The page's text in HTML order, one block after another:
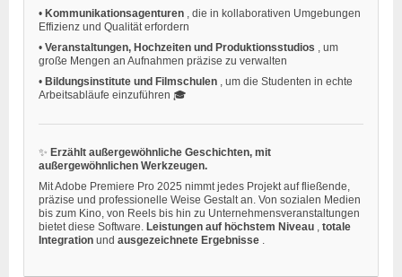
• Kommunikationsagenturen
, die in kollaborativen Umgebungen
Effizienz und Qualität erfordern
• Veranstaltungen, Hochzeiten und Produktionsstudios
, um
große Mengen an Aufnahmen präzise zu verwalten
• Bildungsinstitute und Filmschulen
, um die Studenten in echte
Arbeitsabläufe einzuführen 🎓
✨ Erzählt außergewöhnliche Geschichten, mit
außergewöhnlichen Werkzeugen.
Mit Adobe Premiere Pro 2025 nimmt jedes Projekt auf fließende,
präzise und professionelle Weise Gestalt an. Von sozialen Medien
bis zum Kino, von Reels bis hin zu Unternehmensveranstaltungen
bietet diese Software. Leistungen auf höchstem Niveau
totale
Integration und ausgezeichnete Ergebnisse